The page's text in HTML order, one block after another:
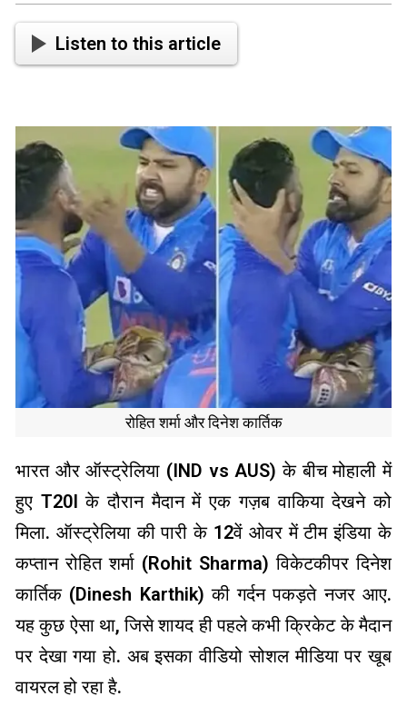
Listen to this article
रोहित शर्मा और दिनेश कार्तिक
भारत और ऑस्ट्रेलिया (IND vs AUS) के बीच मोहाली में
हुए T20I के दौरान मैदान में एक गज़ब वाकिया देखने को
मिला. ऑस्ट्रेलिया की पारी के 12वें ओवर में टीम इंडिया के
कप्तान रोहित शर्मा (Rohit Sharma) विकेटकीपर दिनेश
कार्तिक (Dinesh Karthik) की गर्दन पकड़ते नजर आए.
यह कुछ ऐसा था, जिसे शायद ही पहले कभी क्रिकेट के मैदान
पर देखा गया हो. अब इसका वीडियो सोशल मीडिया पर खूब
वायरल हो रहा है.